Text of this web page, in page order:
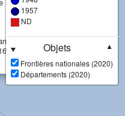
(5e LG)
1957
ND
Objets
▼
Frontières nationales (2020)
Départements (2020)